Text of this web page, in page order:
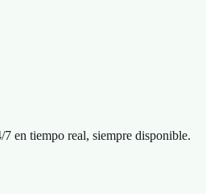
en tiempo real, siempre disponible.